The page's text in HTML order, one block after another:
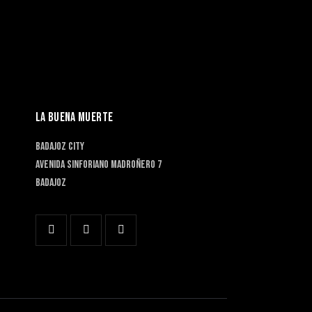
LA BUENA MUERTE
BADAJOZ CITY
Avenida Sinforiano Madroñero 7
Badajoz